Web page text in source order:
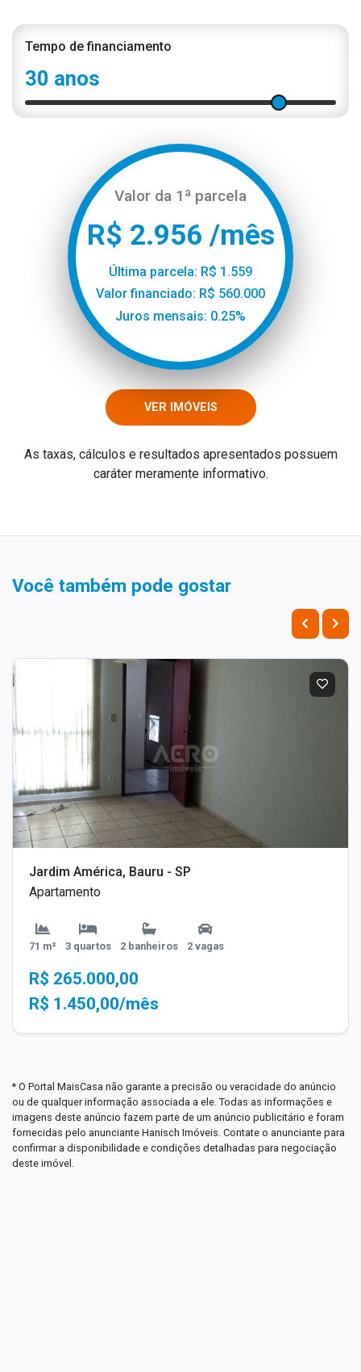
Tempo de financiamento
30 anos
Valor da 1ª parcela
R$ 2.956 /mês
Última parcela: R$ 1.559
Valor financiado: R$ 560.000
Juros mensais: 0.25%
VER IMÓVEIS
As taxas, cálculos e resultados apresentados possuem
caráter meramente informativo.
Você também pode gostar
Jardim América, Bauru - SP
Apartamento
71 m² 3 quartos 2 banheiros 2 vagas
R$ 265.000,00
R$ 1.450,00/mês
* O Portal MaisCasa não garante a precisão ou veracidade do anúncio
ou de qualquer informação associada a ele. Todas as informações e
imagens deste anúncio fazem parte de um anúncio publicitário e foram
fornecidas pelo anunciante Hanisch Imóveis. Contate o anunciante para
confirmar a disponibilidade e condições detalhadas para negociação
deste imóvel.